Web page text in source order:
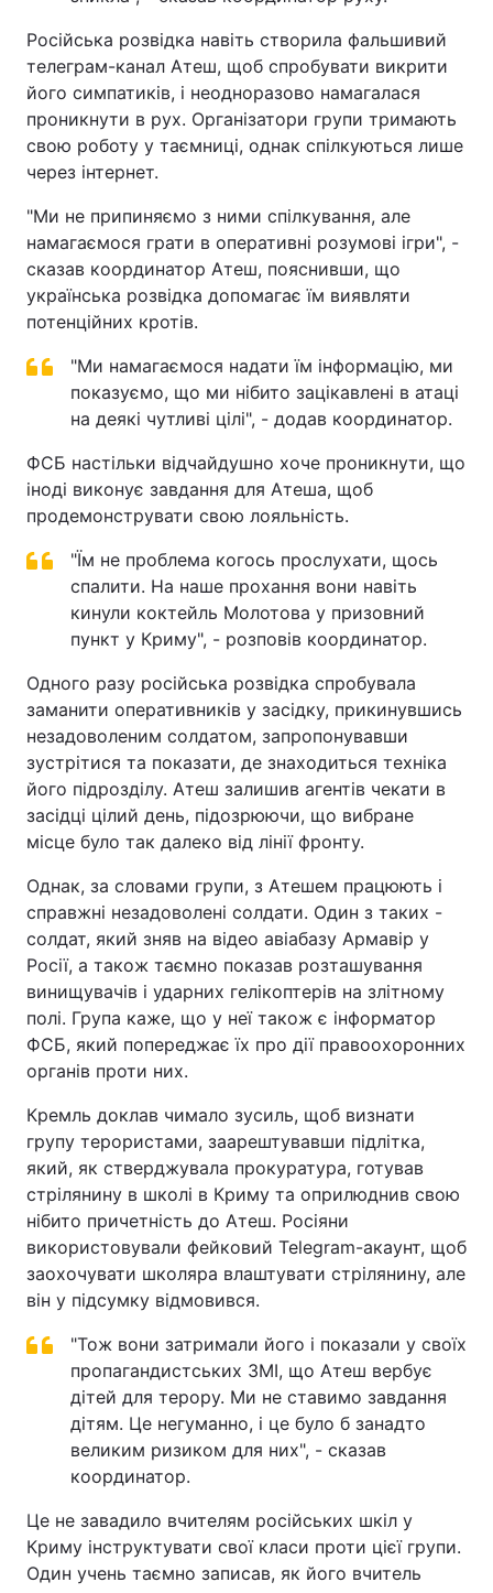
Російська розвідка навіть створила фальшивий
телеграм-канал Атеш, щоб спробувати викрити
його симпатиків, і неодноразово намагалася
проникнути в рух. Організатори групи тримають
свою роботу у таємниці, однак спілкуються лише
через інтернет.
"Ми не припиняємо з ними спілкування, але
намагаємося грати в оперативні розумові ігри", -
сказав координатор Атеш, пояснивши, що
українська розвідка допомагає їм виявляти
потенційних кротів.
"Ми намагаємося надати їм інформацію, ми
показуємо, що ми нібито зацікавлені в атаці
на деякі чутливі цілі", - додав координатор.
ФСБ настільки відчайдушно хоче проникнути, що
іноді виконує завдання для Атеша, щоб
продемонструвати свою лояльність.
"Їм не проблема когось прослухати, щось
спалити. На наше прохання вони навіть
кинули коктейль Молотова у призовний
пункт у Криму", - розповів координатор.
Одного разу російська розвідка спробувала
заманити оперативників у засідку, прикинувшись
незадоволеним солдатом, запропонувавши
зустрітися та показати, де знаходиться техніка
його підрозділу. Атеш залишив агентів чекати в
засідці цілий день, підозрюючи, що вибране
місце було так далеко від лінії фронту.
Однак, за словами групи, з Атешем працюють і
справжні незадоволені солдати. Один з таких -
солдат, який зняв на відео авіабазу Армавір у
Росії, а також таємно показав розташування
винищувачів і ударних гелікоптерів на злітному
полі. Група каже, що у неї також є інформатор
ФСБ, який попереджає їх про дії правоохоронних
органів проти них.
Кремль доклав чимало зусиль, щоб визнати
групу терористами, заарештувавши підлітка,
який, як стверджувала прокуратура, готував
стрілянину в школі в Криму та оприлюднив свою
нібито причетність до Атеш. Росіяни
використовували фейковий Telegram-акаунт, щоб
заохочувати школяра влаштувати стрілянину, але
він у підсумку відмовився.
"Тож вони затримали його і показали у своїх
пропагандистських ЗМІ, що Атеш вербує
дітей для терору. Ми не ставимо завдання
дітям. Це негуманно, і це було б занадто
великим ризиком для них", - сказав
координатор.
Це не завадило вчителям російських шкіл у
Криму інструктувати свої класи проти цієї групи.
Один учень таємно записав, як його вчитель